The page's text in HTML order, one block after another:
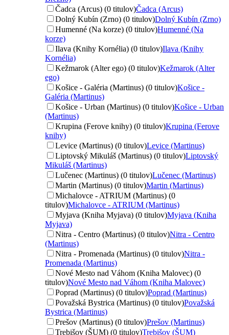
Čadca (Arcus) (0 titulov)Čadca (Arcus)
Dolný Kubín (Zrno) (0 titulov)Dolný Kubín (Zrno)
Humenné (Na korze) (0 titulov)Humenné (Na
korze)
Ilava (Knihy Kornélia) (0 titulov)Ilava (Knihy
Kornélia)
Kežmarok (Alter ego) (0 titulov)Kežmarok (Alter
ego)
Košice - Galéria (Martinus) (0 titulov)Košice -
Galéria (Martinus)
Košice - Urban (Martinus) (0 titulov)Košice - Urban
(Martinus)
Krupina (Ferove knihy) (0 titulov)Krupina (Ferove
knihy)
Levice (Martinus) (0 titulov)Levice (Martinus)
Liptovský Mikuláš (Martinus) (0 titulov)Liptovský
Mikuláš (Martinus)
Lučenec (Martinus) (0 titulov)Lučenec (Martinus)
Martin (Martinus) (0 titulov)Martin (Martinus)
Michalovce - ATRIUM (Martinus) (0
titulov)Michalovce - ATRIUM (Martinus)
Myjava (Kniha Myjava) (0 titulov)Myjava (Kniha
Myjava)
Nitra - Centro (Martinus) (0 titulov)Nitra - Centro
(Martinus)
Nitra - Promenada (Martinus) (0 titulov)Nitra -
Promenada (Martinus)
Nové Mesto nad Váhom (Kniha Malovec) (0
titulov)Nové Mesto nad Váhom (Kniha Malovec)
Poprad (Martinus) (0 titulov)Poprad (Martinus)
Považská Bystrica (Martinus) (0 titulov)Považská
Bystrica (Martinus)
Prešov (Martinus) (0 titulov)Prešov (Martinus)
Trebišov (ŠUM) (0 titulov)Trebišov (ŠUM)